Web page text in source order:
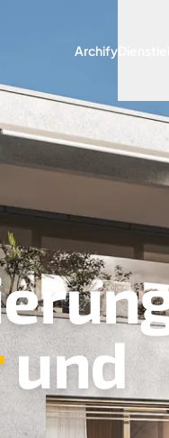
Archify
und